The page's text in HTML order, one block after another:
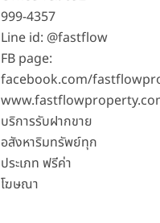
999-4357
Line id: @fastflow
FB page:
facebook.com/
บริการรับฝากขาย
อสังหาริมทรัพย์ทุก
ประเภท ฟรีค่า
โฆษณา